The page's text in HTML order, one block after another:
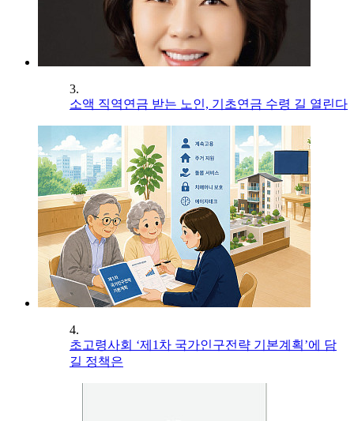
3.
소액 직역연금 받는 노인, 기초연금 수령 길 열린다
4.
초고령사회 ‘제1차 국가인구전략 기본계획’에 담
길 정책은